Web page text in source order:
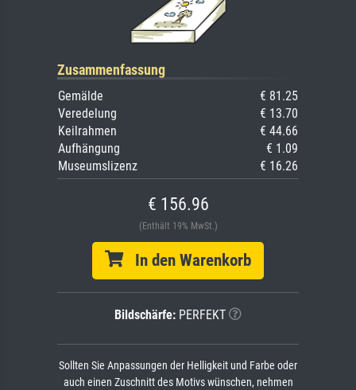
Zusammenfassung
Gemälde
€ 81.25
Veredelung
€ 13.70
Keilrahmen
€ 44.66
Aufhängung
€ 1.09
Museumslizenz
€ 16.26
€ 156.96
(Enthält 19% MwSt.)
In den Warenkorb
Bildschärfe: PERFEKT
Sollten Sie Anpassungen der Helligkeit und Farbe oder
auch einen Zuschnitt des Motivs wünschen, nehmen